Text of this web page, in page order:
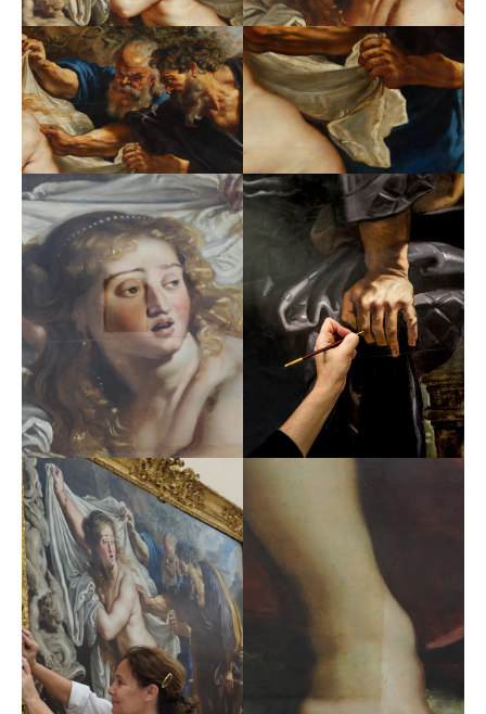
Reviriego y compuesto por Miguel Falomir, director del
Museo Nacional del Prado; Guillermo Solana, director
del Museo Nacional Thyssen-Bornemisza; Mitchell A.
Codding, director de la Hispanic Society of America;
Miguel Fernández Félix, director de Museo del Palacio
de Bellas Artes de Ciudad de México; Carmen Gaitán,
directora del Museo Nacional de Arte – MUNAL de
México; Carmen Iglesias, Presidenta de la Real
Academia de Historia; Carmen Posadas, premio
Planeta y Premio Iberoamericano de Periodismo, entre
En las pasadas ediciones recibieron este reconocimiento
destacados mecenas tales como los matrimonios
Brodsky y Masaveu, en 2019; la baronesa Carmen
Thyssen-Bornemisza y Carlos Slim, en 2018; Carlos
Fitz-James Stuart y Patricia Phelps de Cisneros en 2017;
Elena Ochoa-Foster y Bárbara Garza, en 2016; Mayte
Spínola Barreiros y Solita Cohen, en 2015.